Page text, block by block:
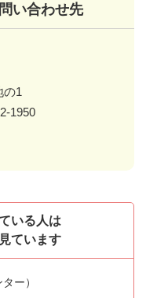
い合わせ先
の1
1950
いる人は
ています
ー）